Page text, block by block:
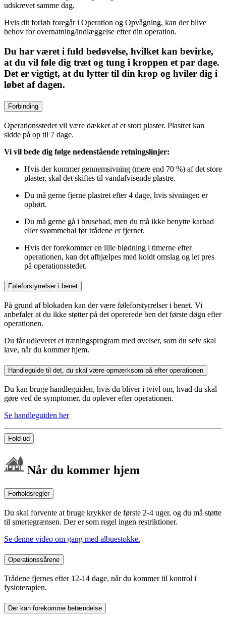
udskrevet samme dag.
Hvis dit forløb foregår i Operation og Opvågning, kan der blive
behov for overnatning/indlæggelse efter din operation.
Du har været i fuld bedøvelse, hvilket kan bevirke,
at du vil føle dig træt og tung i kroppen et par dage.
Det er vigtigt, at du lytter til din krop og hviler dig i
løbet af dagen.
Forbinding
Operationsstedet vil være dækket af et stort plaster. Plastret kan
sidde på op til 7 dage.
Vi vil bede dig følge nedenstående retningslinjer:
Hvis der kommer gennemsivning (mere end 70 %) af det store
plaster, skal det skiftes til vandafvisende plastre.
Du må gerne fjerne plastret efter 4 dage, hvis sivningen er
ophørt.
Du må gerne gå i brusebad, men du må ikke benytte karbad
eller svømmehal før trådene er fjernet.
Hvis der forekommer en lille blødning i timerne efter
operationen, kan det afhjælpes med koldt omslag og let pres
på operationsstedet.
Føleforstyrrelser i benet
På grund af blokaden kan der være føleforstyrrelser i benet. Vi
anbefaler at du ikke støtter på det opererede ben det første døgn efter
operationen.
Du får udleveret et træningsprogram med øvelser, som du selv skal
lave, når du kommer hjem.
Handleguide til det, du skal være opmærksom på efter operationen
Du kan bruge handleguiden, hvis du bliver i tvivl om, hvad du skal
gøre ved de symptomer, du oplever efter operationen.
Se handleguiden her
Fold ud
Når du kommer hjem
Forholdsregler
Du skal forvente at bruge krykker de første 2-4 uger, og du må støtte
til smertegrænsen. Der er som regel ingen restriktioner.
Se denne video om gang med albuestokke.
Operationssårene
Trådene fjernes efter 12-14 dage, når du kommer til kontrol i
fysioterapien.
Der kan forekomme betændelse